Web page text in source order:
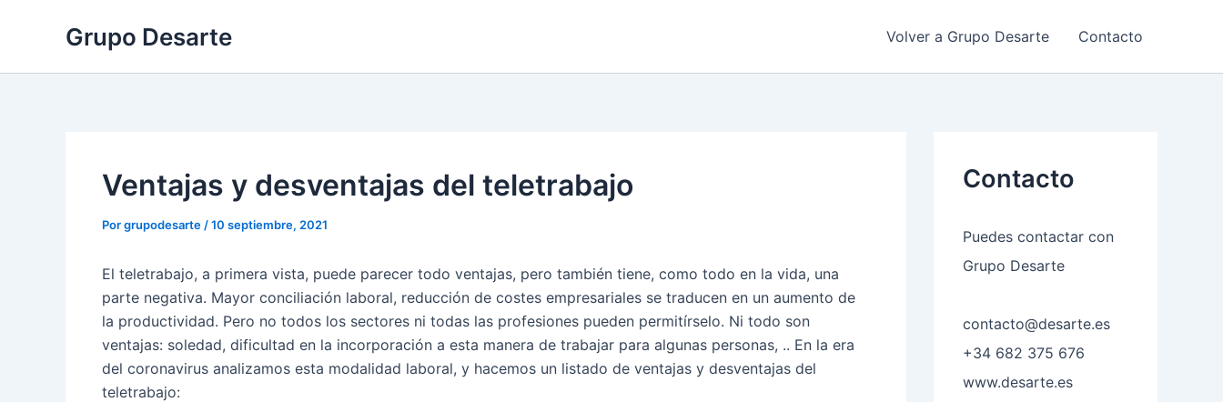
Grupo Desarte Volver a Grupo Desarte Contacto
Ventajas y desventajas del teletrabajo
Porgrupodesarte /10 septiembre, 2021
El teletrabajo, a primera vista, puede parecer todo ventajas, pero también tiene, como todo en la vida, una
parte negativa. Mayor conciliación laboral, reducción de costes empresariales se traducen en un aumento de
la productividad. Pero no todos los sectores ni todas las profesiones pueden permitírselo. Ni todo son
ventajas: soledad, dificultad en la incorporación a esta manera de trabajar para algunas personas, .. En la era
del coronavirus analizamos esta modalidad laboral, y hacemos un listado de ventajas y desventajas del
teletrabajo:
Contacto
Puedes contactar con
Grupo Desarte
contacto@desarte.es
+34 682 375 676
www.desarte.es